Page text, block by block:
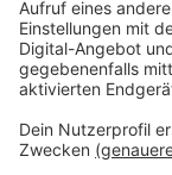
Das Buch
Anzeige